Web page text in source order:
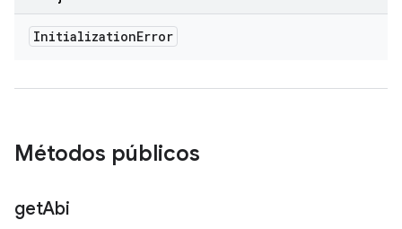
InitializationError
Métodos públicos
getAbi